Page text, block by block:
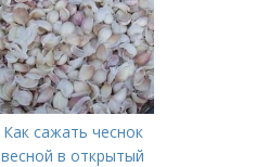
Как сажать чеснок
весной в открытый